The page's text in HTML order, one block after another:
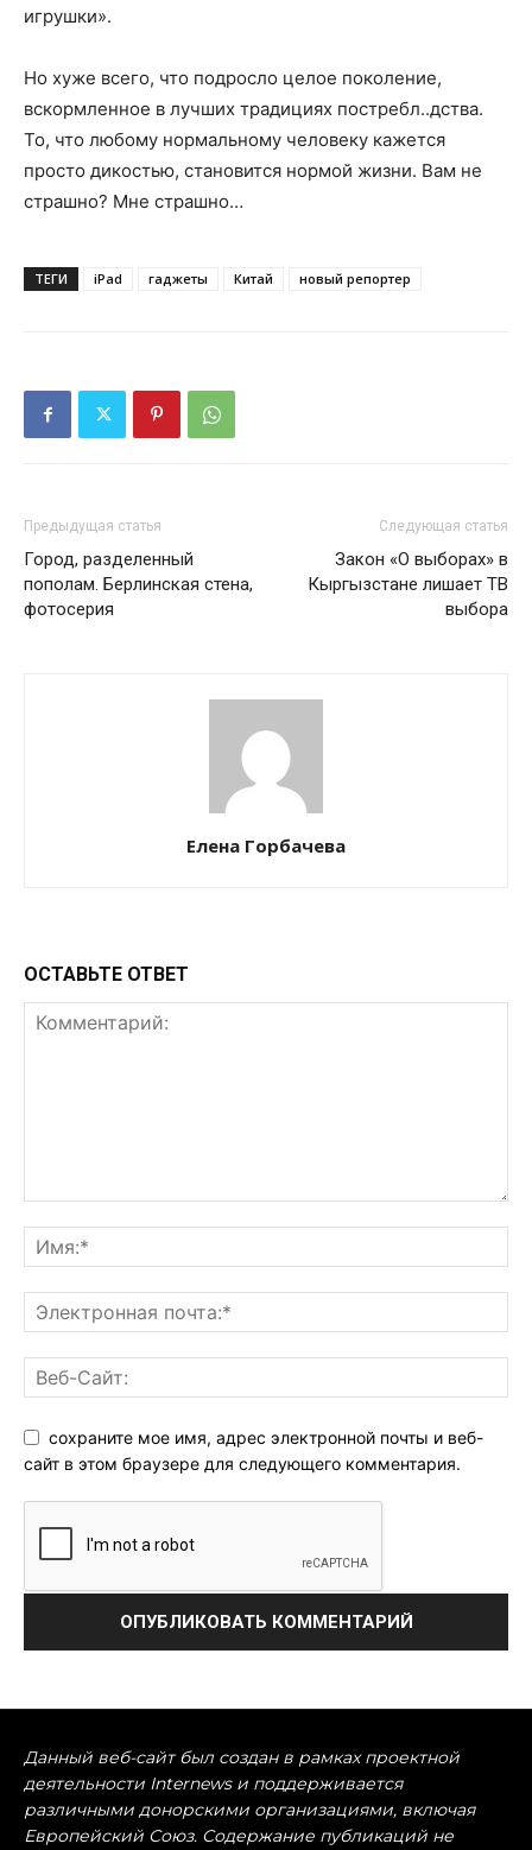
игрушки».
Но хуже всего, что подросло целое поколение,
вскормленное в лучших традициях постребл..дства.
То, что любому нормальному человеку кажется
просто дикостью, становится нормой жизни. Вам не
страшно? Мне страшно…
ТЕГИ iPad гаджеты Китай новый репортер
Предыдущая статья
Город, разделенный
пополам. Берлинская стена,
фотосерия
Следующая статья
Закон «О выборах» в
Кыргызстане лишает ТВ
выбора
Елена Горбачева
ОСТАВЬТЕ ОТВЕТ
сохраните мое имя, адрес электронной почты и веб-
сайт в этом браузере для следующего комментария.
Данный веб-сайт был создан в рамках проектной
деятельности Internews и поддерживается
различными донорскими организациями, включая
Европейский Союз. Содержание публикаций не